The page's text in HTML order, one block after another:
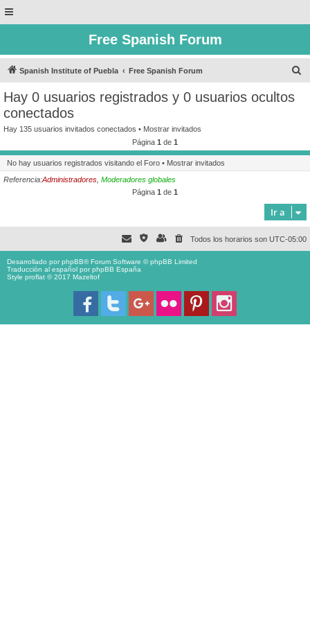
Free Spanish Forum
Spanish Institute of Puebla Free Spanish Forum
r
Hay 0 usuarios registrados y 0 usuarios ocultos
conectados
Hay 135 usuarios invitados conectados • Mostrar invitados
Página 1 de 1
No hay usuarios registrados visitando el Foro • Mostrar invitados
Referencia:Administradores Moderadores globales
Página 1 de 1
Ir a
Todos los horarios son UTC-05:00
Desarrollado porphpBB® Forum Software © phpBB Limited
Traducción al español porphpBB España
Style proflat © 2017 Mazeltof